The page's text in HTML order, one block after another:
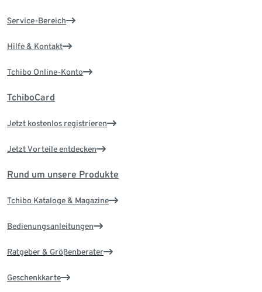
Service-Bereich
Hilfe & Kontakt
Tchibo Online-Konto
TchiboCard
Jetzt kostenlos registrieren
Jetzt Vorteile entdecken
Rund um unsere Produkte
Tchibo Kataloge & Magazine
Bedienungsanleitungen
Ratgeber & Größenberater
Geschenkkarte